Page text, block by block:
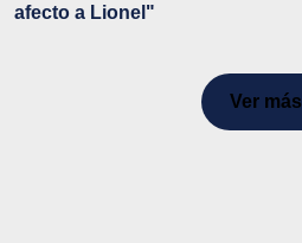
afecto a Lionel"
Ver más